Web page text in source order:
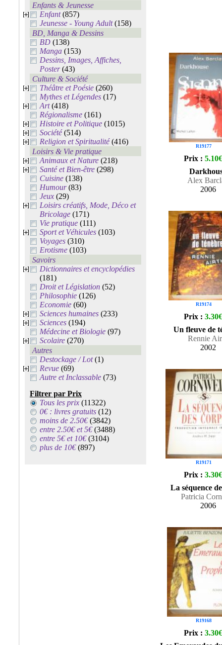
Enfants & Jeunesse
Enfant(857)
Jeunesse - Young Adult(158)
BD, Manga & Dessins
BD (138)
Manga (153)
Dessins, Images, Affiches,
Poster(43)
Culture & Société
Théâtre et Poésie (260)
Mythes et Légendes (17)
Art(418)
Régionalisme (161)
Histoire et Politique (1015)
Société(514)
Religion et Spiritualité(416)
Loisirs & Vie pratique
Animaux et Nature (218)
Santé et Bien-être (298)
Cuisine (138)
Humour(83)
Jeux (29)
Loisirs créatifs, Mode, Déco et
Bricolage (171)
Vie pratique (111)
Sport et Véhicules (103)
Voyages (310)
Erotisme (103)
Savoirs
Dictionnaires et encyclopédies
(181)
Droit et Législation (52)
Philosophie (126)
Economie (60)
Sciences humaines (233)
Sciences (194)
Médecine et Biologie (97)
Scolaire (270)
Autres
Destockage / Lot(1)
Revue (69)
Autre et Inclassable (73)
Filtrer par Prix
Tous les prix (11322)
0€ : livres gratuits (12)
moins de 2.50€(3842)
entre 2.50€ et 5€(3488)
entre 5€ et 10€(3104)
plus de 10€(897)
R19177
Prix : 5.10€
Alex
2006
R19174
Prix : 3.30€
Un fleuve de
Rennie
2002
R19171
Prix : 3.30€
La séquence
Patricia
2006
R19168
Prix : 3.30€